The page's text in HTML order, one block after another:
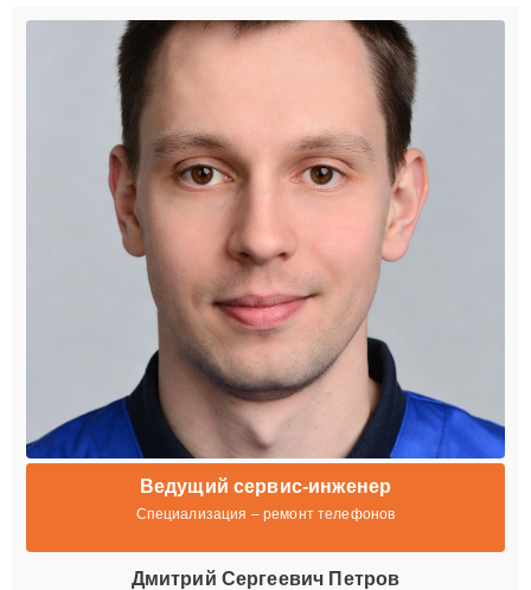
Ведущий сервис-инженер
Специализация – ремонт телефонов
Дмитрий Сергеевич Петров